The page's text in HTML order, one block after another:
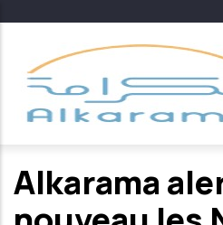
contenu
principal
Alkarama